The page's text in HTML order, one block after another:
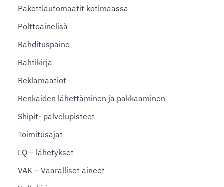
Pakettiautomaatit kotimaassa
Polttoainelisä
Rahdituspaino
Rahtikirja
Reklamaatiot
Renkaiden lähettäminen ja pakkaaminen
Shipit- palvelupisteet
Toimitusajat
LQ – lähetykset
VAK – Vaaralliset aineet